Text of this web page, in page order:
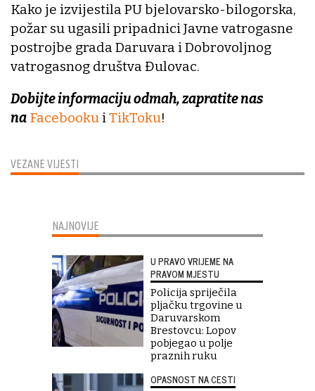
VEZANE VIJESTI
Kako je izvijestila PU bjelovarsko-bilogorska,
požar su ugasili pripadnici Javne vatrogasne
postrojbe grada Daruvara i Dobrovoljnog
vatrogasnog društva Đulovac.
Dobijte informaciju odmah, zapratite nas
na FacebookuiTikToku!
NAJNOVIJE
U PRAVO VRIJEME NA
PRAVOM MJESTU
Policija spriječila
pljačku trgovine u
Daruvarskom
Brestovcu: Lopov
pobjegao u polje
praznih ruku
OPASNOST NA CESTI